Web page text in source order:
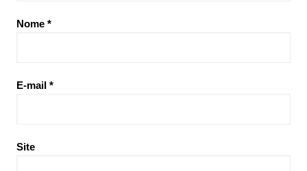
Nome *
E-mail *
Site